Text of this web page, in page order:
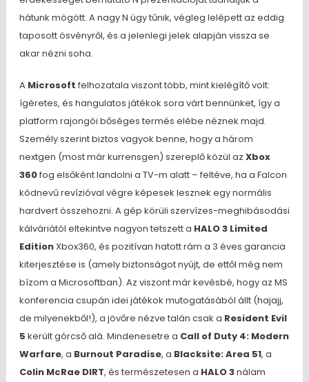
hátunk mögött. A nagy N úgy tűnik, végleg lelépett az eddig
taposott ösvényről, és a jelenlegi jelek alapján vissza se
akar nézni soha.
A Microsoft felhozatala viszont több, mint kielégítő volt:
ígéretes, és hangulatos játékok sora várt bennünket, így a
platform rajongói bőséges termés elébe néznek majd.
Személy szerint biztos vagyok benne, hogy a három
nextgen (most már kurrensgen) szereplő közül az Xbox
360fog elsőként landolni a TV-m alatt – feltéve, ha a Falcon
kódnevű revízióval végre képesek lesznek egy normális
hardvert összehozni. A gép körüli szervízes-meghibásodási
kálváriától eltekintve nagyon tetszett a HALO 3 Limited
EditionXbox360, és pozitívan hatott rám a 3 éves garancia
kiterjesztése is (amely biztonságot nyújt, de ettől még nem
bízom a Microsoftban). Az viszont már kevésbé, hogy az MS
konferencia csupán idei játékok mutogatásából állt (hajajj,
de milyenekből!), a jövőre nézve talán csak a Resident Evil
5 került górcső alá. Mindenesetre a Call of Duty 4: Modern
Warfare, a Burnout Paradise, a Blacksite: Area 51, a
Colin McRae DIRT, és természetesen a HALO 3nálam